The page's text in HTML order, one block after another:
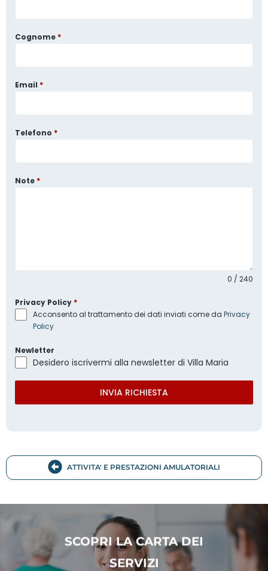
Cognome *
Email *
Telefono *
Note *
0 / 240
Privacy Policy *
Acconsento al trattamento dei dati inviati come da Privacy
Policy
Newletter
Desidero iscrivermi alla newsletter di Villa Maria
INVIA RICHIESTA
ATTIVITA' E PRESTAZIONI AMULATORIALI
SCOPRI LA CARTA DEI
SERVIZI